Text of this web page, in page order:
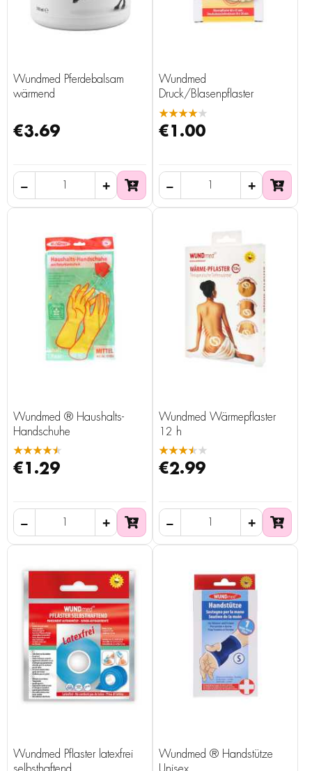
Wundmed Pferdebalsam
wärmend
€3.69
Wundmed
Druck/Blasenpflaster
★★★★★
€1.00
Wundmed ® Haushalts-
Handschuhe
★★★★★
€1.29
Wundmed Wärmepflaster
12 h
★★★★★
€2.99
Wundmed Pflaster latexfrei
Wundmed ® Handstütze